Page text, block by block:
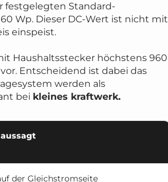
festgelegten Standard-
Wp. Dieser DC-Wert ist nicht mit
einspeist.
Haushaltsstecker höchstens 960
Entscheidend ist dabei das
werden als
bei kleines kraftwerk.
der Gleichstromseite